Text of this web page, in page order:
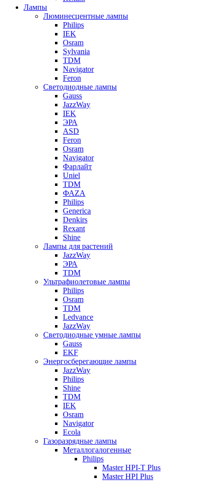
Лампы
Люминесцентные лампы
Philips
IEK
Osram
Sylvania
TDM
Navigator
Feron
Светодиодные лампы
Gauss
JazzWay
IEK
ЭРА
ASD
Feron
Osram
Navigator
Фарлайт
Uniel
TDM
ФАZА
Philips
Generica
Denkirs
Rexant
Shine
Лампы для растений
JazzWay
ЭРА
TDM
Ультрафиолетовые лампы
Philips
Osram
TDM
Ledvance
JazzWay
Светодиодные умные лампы
Gauss
EKF
Энергосберегающие лампы
JazzWay
Philips
Shine
TDM
IEK
Osram
Navigator
Ecola
Газоразрядные лампы
Металлогалогенные
Philips
Master HPI-T Plus
Master HPI Plus